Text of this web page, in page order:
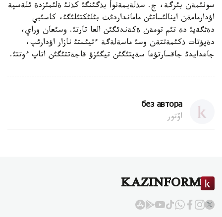
سونئمةن بئرگة، ج. سذلةيمةنوأ بذگئنگئ كذنئ ةلئمئزدة ئلةسپة
اؤدارمامةن اينالئساتئن مامانداردئث بئلئكتئلئگئ، كاسئبي
دةثگةيئ دة تئم تومةن ةكةندئگئن العا تارتئ. وسئعان وراي،
دةپؤتات ذكئمةتتةن وسئ ماسةلةگة ءتيئستئ نازار اؤدارئپ،
جاعدايدئ جاقسارتؤعا سةپتئگئن تيگئزؤ قاجةتتئگئن اتاپ ءوتتئ.
без автора
اۆتور
KAZINFORM